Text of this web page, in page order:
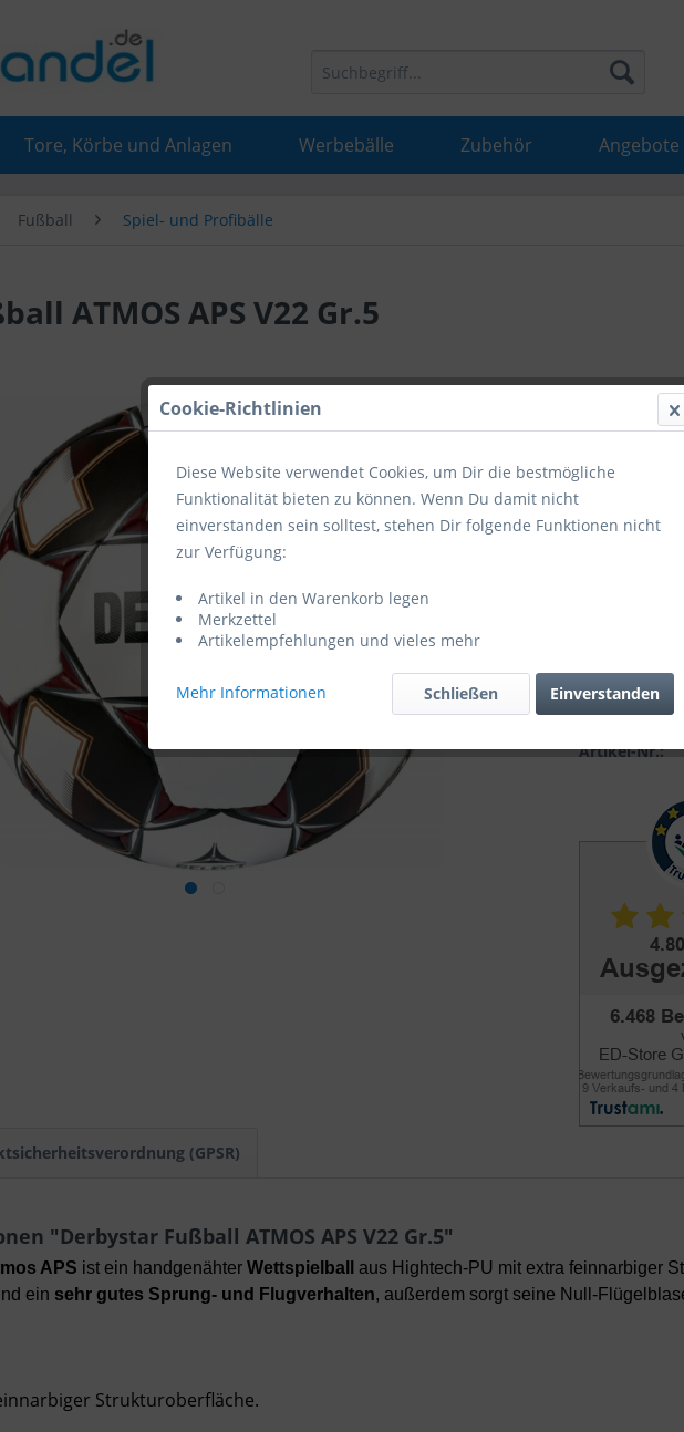
Tore, Körbe und Anlagen Werbebälle Zubehör
Fußball Spiel- und Profibälle
ATMOS APS V22 Gr.5
49,99
inkl.
Sofort
Vergleichen
Artikel-Nr.:
(GPSR)
"Derbystar Fußball ATMOS APS V22 Gr.5"
APS ist ein handgenähter Wettspielball aus Hightech-PU mit extra feinnarbiger
ein sehr gutes Sprung- und Flugverhalten, außerdem sorgt seine Null-
Strukturoberfläche.
Cookie-Richtlinien
Diese Website verwendet Cookies, um Dir die bestmögliche
Funktionalität bieten zu können. Wenn Du damit nicht
einverstanden sein solltest, stehen Dir folgende Funktionen nicht
zur Verfügung:
Artikel in den Warenkorb legen
Merkzettel
Artikelempfehlungen und vieles mehr
Mehr Informationen Einverstanden
Schließen